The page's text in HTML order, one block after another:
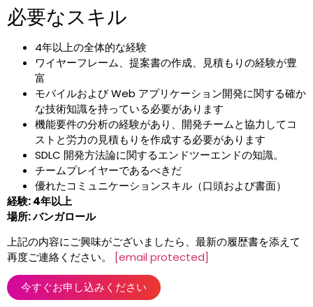
必要なスキル
4年以上の全体的な経験
ワイヤーフレーム、提案書の作成、見積もりの経験が豊
富
モバイルおよび Web アプリケーション開発に関する確か
な技術知識を持っている必要があります
機能要件の分析の経験があり、開発チームと協力してコ
ストと労力の見積もりを作成する必要があります
SDLC 開発方法論に関するエンドツーエンドの知識。
チームプレイヤーであるべきだ
優れたコミュニケーションスキル（口頭および書面）
経験: 4年以上
場所: バンガロール
上記の内容にご興味がございましたら、最新の履歴書を添えて
再度ご連絡ください。
[email protected]
今すぐお申し込みください